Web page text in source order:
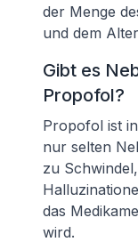
der Menge
und dem
Gibt es
Propofol?
Propofol ist
nur selten
zu
das
wird.